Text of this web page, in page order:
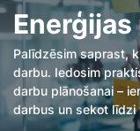
Enerģijas
Palīdzēsim saprast,
darbu. Iedosim
darbu plānošanai –
darbus un sekot līdzi